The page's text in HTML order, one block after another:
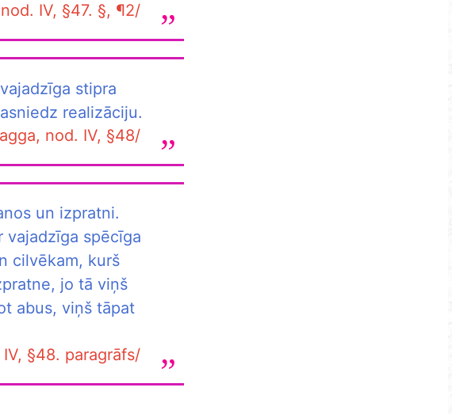
IV, §47. §, ¶2/
stipra
realizāciju.
nod. IV, §48/
un izpratni.
vajadzīga spēcīga
cilvēkam, kurš
jo tā viņš
abus, viņš tāpat
§48. paragrāfs/